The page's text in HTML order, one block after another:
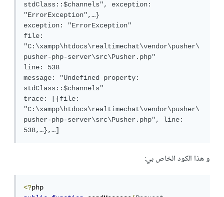
stdClass::$channels", exception:
"ErrorException",…}
exception: "ErrorException"
file:
"C:\xampp\htdocs\realtimechat\vendor\pusher\
pusher-php-server\src\Pusher.php"
line: 538
message: "Undefined property:
stdClass::$channels"
trace: [{file:
"C:\xampp\htdocs\realtimechat\vendor\pusher\
pusher-php-server\src\Pusher.php", line:
538,…},…]
و هذا الكود الخاص بي:
<?